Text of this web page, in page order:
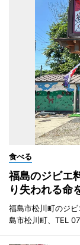
食べる
福島のジビエ
り失われる命
福島市松川町のジ
島市松川町、TEL